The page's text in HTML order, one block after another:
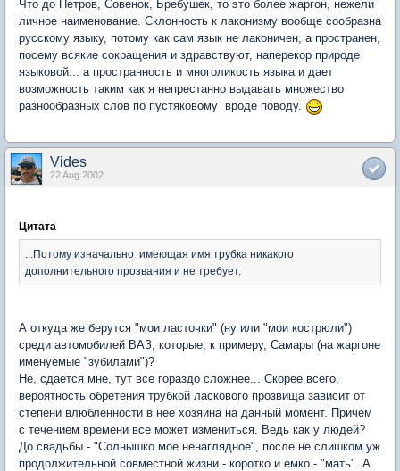
Что до Петров, Совенок, Бребушек, то это более жаргон, нежели
личное наименование. Склонность к лаконизму вообще сообразна
русскому языку, потому как сам язык не лаконичен, а пространен,
посему всякие сокращения и здравствуют, наперекор природе
языковой... а пространность и многоликость языка и дает
возможность таким как я непрестанно выдавать множество
разнообразных слов по пустяковому вроде поводу.
Vides
22 Aug 2002
Цитата
...Потому изначально имеющая имя трубка никакого
дополнительного прозвания и не требует.
А откуда же берутся "мои ласточки" (ну или "мои кострюли")
среди автомобилей ВАЗ, которые, к примеру, Самары (на жаргоне
именуемые "зубилами")?
Не, сдается мне, тут все гораздо сложнее... Скорее всего,
вероятность обретения трубкой ласкового прозвища зависит от
степени влюбленности в нее хозяина на данный момент. Причем
с течением времени все может измениться. Ведь как у людей?
До свадьбы - "Солнышко мое ненаглядное", после не слишком уж
продолжительной совместной жизни - коротко и емко - "мать". А